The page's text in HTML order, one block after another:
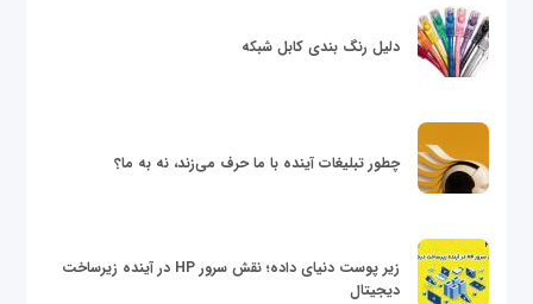
دلیل رنگ بندی کابل شبکه
چطور تبلیغات آینده با ما حرف می‌زند، نه به ما؟
زیر پوست دنیای داده؛ نقش سرور HP در آینده زیرساخت
دیجیتال